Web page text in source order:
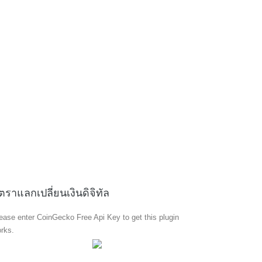
ราแลกเปลี่ยนเงินดิจิทัล
enter CoinGecko Free Api Key to get this plugin